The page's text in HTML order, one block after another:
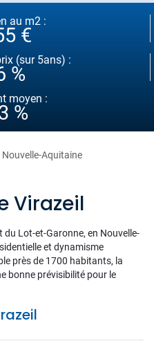
au m2 :
€
(sur 5ans) :
%
moyen :
%
Nouvelle-Aquitaine
Virazeil
Lot-et-Garonne, en Nouvelle-
et dynamisme
près de 1700 habitants, la
bonne prévisibilité pour le